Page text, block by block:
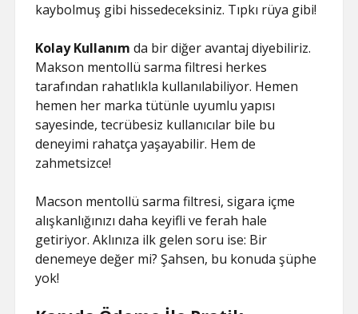
kaybolmuş gibi hissedeceksiniz. Tıpkı rüya gibi!
Kolay Kullanım da bir diğer avantaj diyebiliriz.
Makson mentollü sarma filtresi herkes
tarafından rahatlıkla kullanılabiliyor. Hemen
hemen her marka tütünle uyumlu yapısı
sayesinde, tecrübesiz kullanıcılar bile bu
deneyimi rahatça yaşayabilir. Hem de
zahmetsizce!
Macson mentollü sarma filtresi, sigara içme
alışkanlığınızı daha keyifli ve ferah hale
getiriyor. Aklınıza ilk gelen soru ise: Bir
denemeye değer mi? Şahsen, bu konuda şüphe
yok!